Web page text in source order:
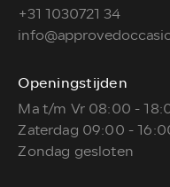
+31 1030721 34
Openingstijden
Ma t/m Vr 08:00 -
Zaterdag 09:00 -
Zondag gesloten